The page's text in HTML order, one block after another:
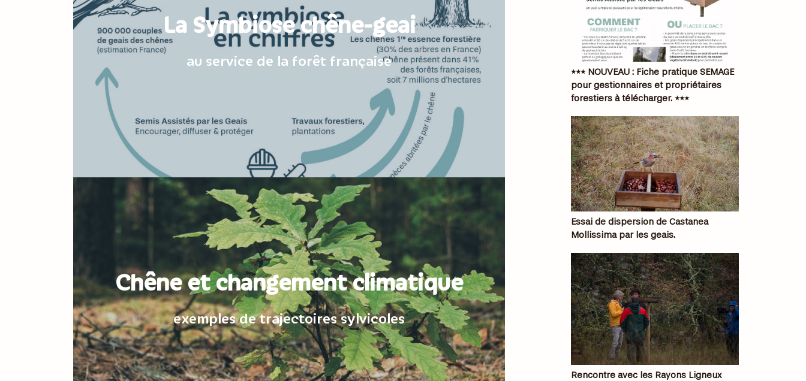
La Symbiose chêne-geai
au service de la forêt française
Chêne et changement climatique
exemples de trajectoires sylvicoles
*** NOUVEAU : Fiche pratique SEMAGE
pour gestionnaires et propriétaires
forestiers à télécharger. ***
Essai de dispersion de Castanea
Mollissima par les geais.
Rencontre avec les Rayons Ligneux